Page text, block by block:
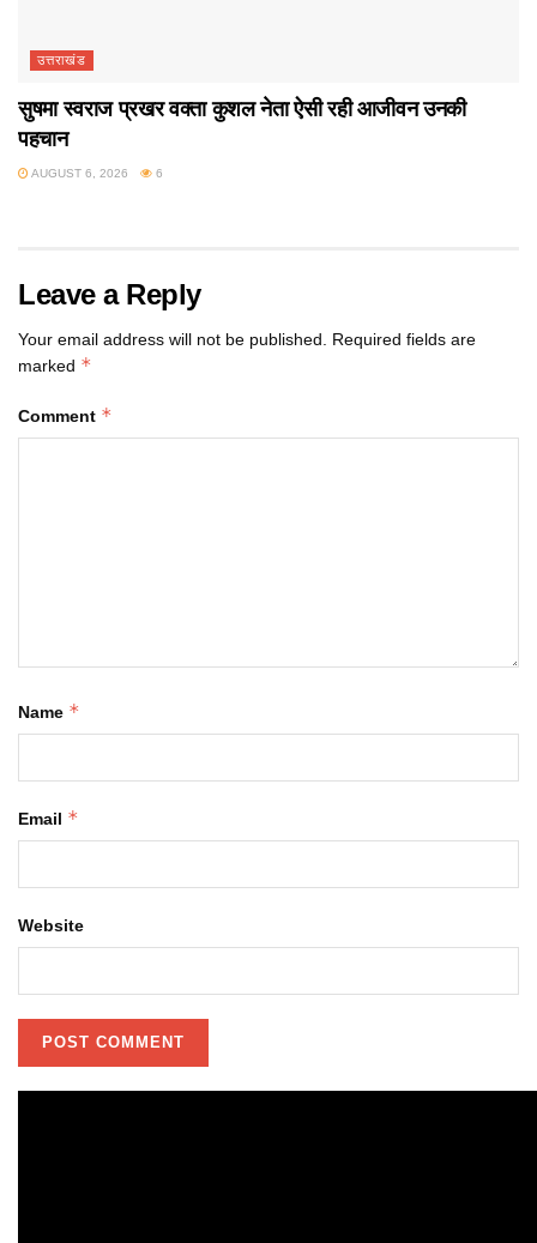
उत्तराखंड
सुषमा स्वराज प्रखर वक्ता कुशल नेता ऐसी रही आजीवन उनकी
पहचान
AUGUST 6, 2026 6
Leave a Reply
Your email address will not be published.
Required fields are
marked *
Comment *
Name *
Email *
Website